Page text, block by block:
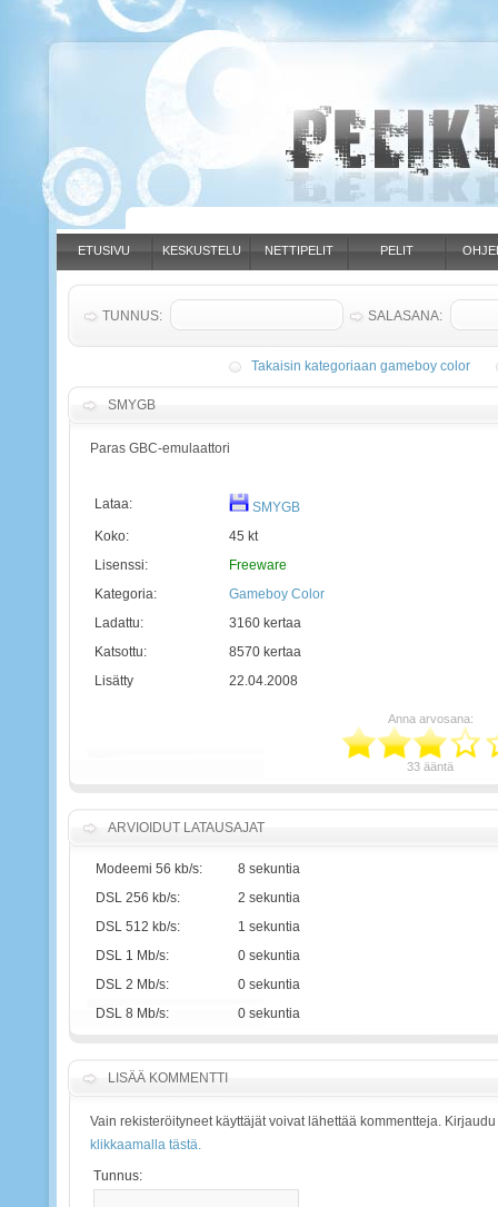
ETUSIVU KESKUSTELU NETTIPELIT PELIT
Takaisin kategoriaan gameboy color
SMYGB
Paras GBC-emulaattori
Lataa:
SMYGB
Koko:
45 kt
Lisenssi:
Freeware
Kategoria:
Gameboy Color
Ladattu:
3160 kertaa
Katsottu:
8570 kertaa
Lisätty
22.04.2008
Anna arvosana:
33 ääntä
ARVIOIDUT LATAUSAJAT
Modeemi 56 kb/s:
8 sekuntia
DSL 256 kb/s:
2 sekuntia
DSL 512 kb/s:
1 sekuntia
DSL 1 Mb/s:
0 sekuntia
DSL 2 Mb/s:
0 sekuntia
DSL 8 Mb/s:
0 sekuntia
LISÄÄ KOMMENTTI
Vain rekisteröityneet käyttäjät voivat lähettää kommentteja.
klikkaamalla tästä.
Tunnus:
TUNNUS: SALASANA: